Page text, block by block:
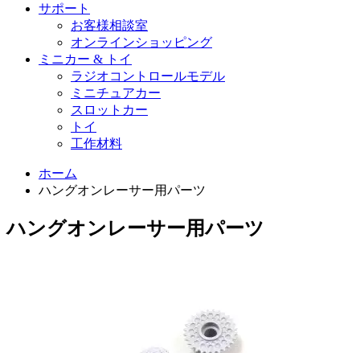
サポート
お客様相談室
オンラインショッピング
ミニカー & トイ
ラジオコントロールモデル
ミニチュアカー
スロットカー
トイ
工作材料
ホーム
ハングオンレーサー用パーツ
ハングオンレーサー用パーツ